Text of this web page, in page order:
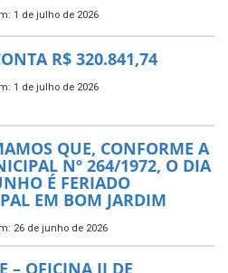
1 de julho de 2026
R$ 320.841,74
1 de julho de 2026
QUE, CONFORME A
Nº 264/1972, O DIA
É FERIADO
EM BOM JARDIM
26 de junho de 2026
– OFICINA II DE